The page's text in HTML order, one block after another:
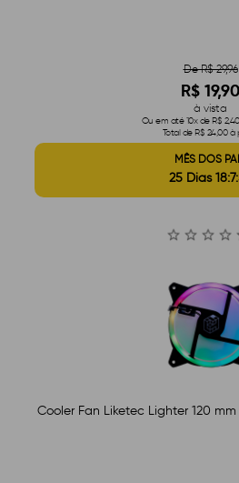
De R$ 29,96
R$ 19,90
à vista
Ou em até 10x de R$
Total de R$ 24,00 à
MÊS DOS
25 Dias
Cooler Fan Liketec Lighter 120